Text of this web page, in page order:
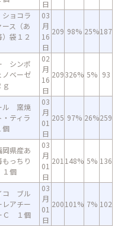
日
ョコラ
ース（あ
袋１２
03
月
16
日
209 98% 25%187
シンポ
ノベーゼ
02
月
16
日
209326% 5% 93
ル 窯焼
・ティラ
03
月
01
日
205 97% 26%259
県産あ
もっちり
個
03
月
01
日
201 148% 5% 136
コ ブル
レアチー
Ｃ １個
03
月
01
日
200101% 7% 102